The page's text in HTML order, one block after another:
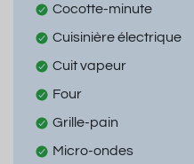
Cocotte-minute
Cuisinière électrique
Cuit vapeur
Four
Grille-pain
Micro-ondes